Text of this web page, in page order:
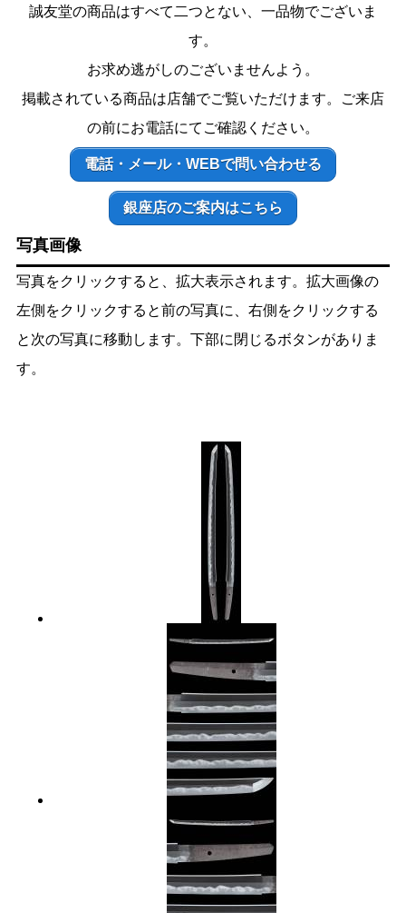
誠友堂の商品はすべて二つとない、一品物でございま
す。
お求め逃がしのございませんよう。
掲載されている商品は店舗でご覧いただけます。ご来店
の前にお電話にてご確認ください。
電話・メール・WEBで問い合わせる
銀座店のご案内はこちら
写真画像
写真をクリックすると、拡大表示されます。拡大画像の
左側をクリックすると前の写真に、右側をクリックする
と次の写真に移動します。下部に閉じるボタンがありま
す。